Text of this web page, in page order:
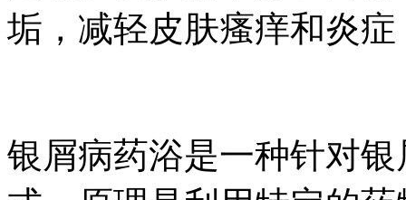
垢，减轻皮肤瘙痒和炎症
银屑病药浴是一种针对